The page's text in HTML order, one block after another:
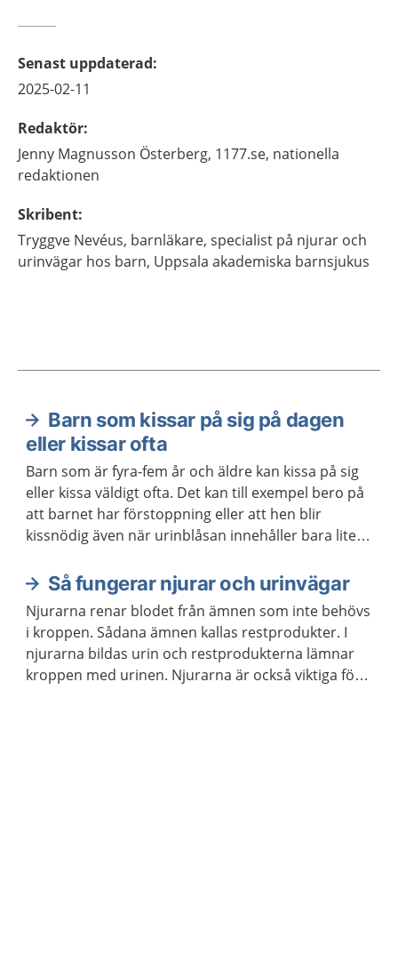
Senast uppdaterad:
2025-02-11
Redaktör:
Jenny Magnusson Österberg, 1177.se, nationella
redaktionen
Skribent:
Tryggve Nevéus, barnläkare, specialist på njurar och
urinvägar hos barn, Uppsala akademiska barnsjukus
Aktuella artiklar
Barn som kissar på sig på dagen
eller kissar ofta
Barn som är fyra-fem år och äldre kan kissa på sig
eller kissa väldigt ofta. Det kan till exempel bero på
att barnet har förstoppning eller att hen blir
kissnödig även när urinblåsan innehåller bara lite
Så fungerar njurar och urinvägar
Njurarna renar blodet från ämnen som inte behövs
i kroppen. Sådana ämnen kallas restprodukter. I
njurarna bildas urin och restprodukterna lämnar
kroppen med urinen. Njurarna är också viktiga för